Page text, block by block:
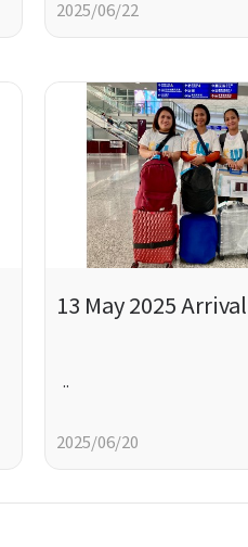
2025/06/22
13 May 2025
..
2025/06/20